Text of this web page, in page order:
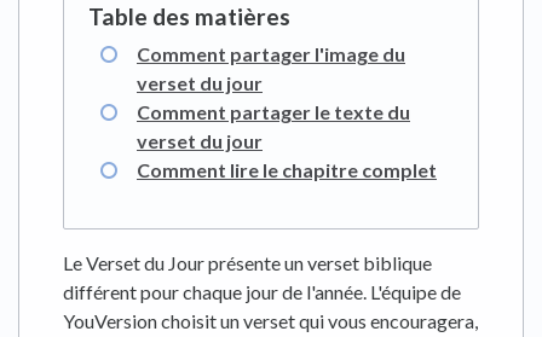
Comment partager l'image du
verset du jour
Comment partager le texte du
verset du jour
Comment lire le chapitre complet
Le Verset du Jour présente un verset biblique
différent pour chaque jour de l'année. L'équipe de
YouVersion choisit un verset qui vous encouragera,